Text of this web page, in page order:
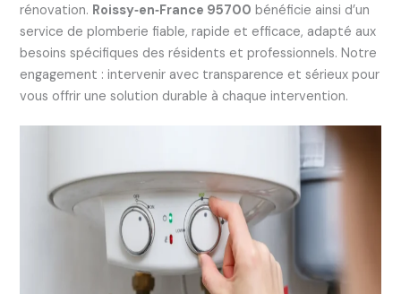
rénovation. Roissy‑en‑France 95700 bénéficie ainsi d’un
service de plomberie fiable, rapide et efficace, adapté aux
besoins spécifiques des résidents et professionnels. Notre
engagement : intervenir avec transparence et sérieux pour
vous offrir une solution durable à chaque intervention.